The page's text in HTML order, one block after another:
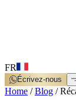
FR
Écrivez-nous
Home /Blog /